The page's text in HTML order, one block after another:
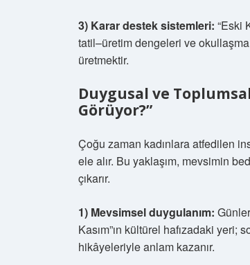
3) Karar destek sistemleri: “Eski
tatil–üretim dengeleri ve
üretmektir.
Duygusal ve
Görüyor?”
Çoğu zaman kadınlara atfedilen
ele alır. Bu yaklaşım, mevsimin
çıkarır.
1) Mevsimsel duygulanım:
Kasım”ın kültürel hafızadaki yeri;
hikâyeleriyle anlam kazanır.